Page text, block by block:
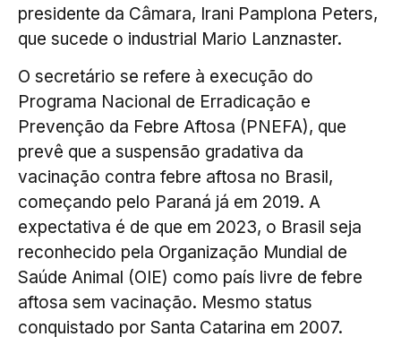
presidente da Câmara, Irani Pamplona Peters,
que sucede o industrial Mario Lanznaster.
O secretário se refere à execução do
Programa Nacional de Erradicação e
Prevenção da Febre Aftosa (PNEFA), que
prevê que a suspensão gradativa da
vacinação contra febre aftosa no Brasil,
começando pelo Paraná já em 2019. A
expectativa é de que em 2023, o Brasil seja
reconhecido pela Organização Mundial de
Saúde Animal (OIE) como país livre de febre
aftosa sem vacinação. Mesmo status
conquistado por Santa Catarina em 2007.